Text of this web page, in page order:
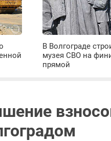
В Волгограде
музея СВО на
прямой